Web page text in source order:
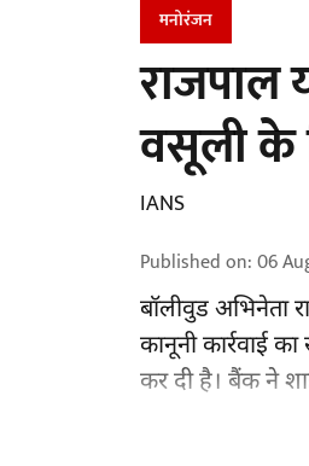
मनोरंजन
राजपाल
वसूली के
IANS
Published on:06
बॉलीवुडअभिनेता
कानूनी कार्रवाई
कर दी है। बैंक ने